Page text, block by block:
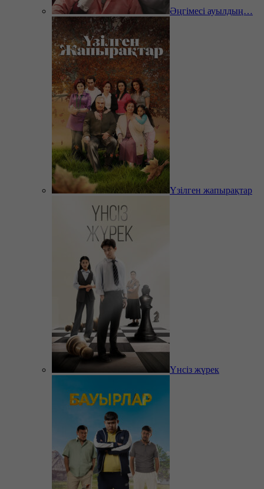
Әңгімесі ауылдың…
Үзілген жапырақтар
Үнсіз жүрек